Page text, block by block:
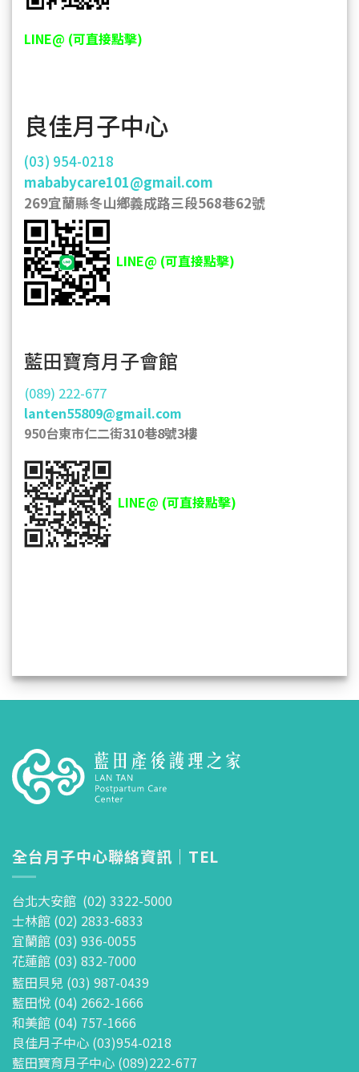
LINE@ (可直接點擊)
良佳月子中心
(03) 954-0218
mababycare101@gmail.com
269宜蘭縣冬山鄉義成路三段568巷62號
LINE@ (可直接點擊)
藍田寶育月子會館
(089) 222-677
lanten55809@gmail.com
950台東市仁二街310巷8號3樓
LINE@ (可直接點擊)
全台月子中心聯絡資訊｜TEL
台北大安館 (02) 3322-5000
士林館 (02) 2833-6833
宜蘭館 (03) 936-0055
花蓮館 (03) 832-7000
藍田貝兒 (03) 987-0439
藍田悅 (04) 2662-1666
和美館 (04) 757-1666
良佳月子中心 (03)954-0218
藍田寶育月子中心 (089)222-677